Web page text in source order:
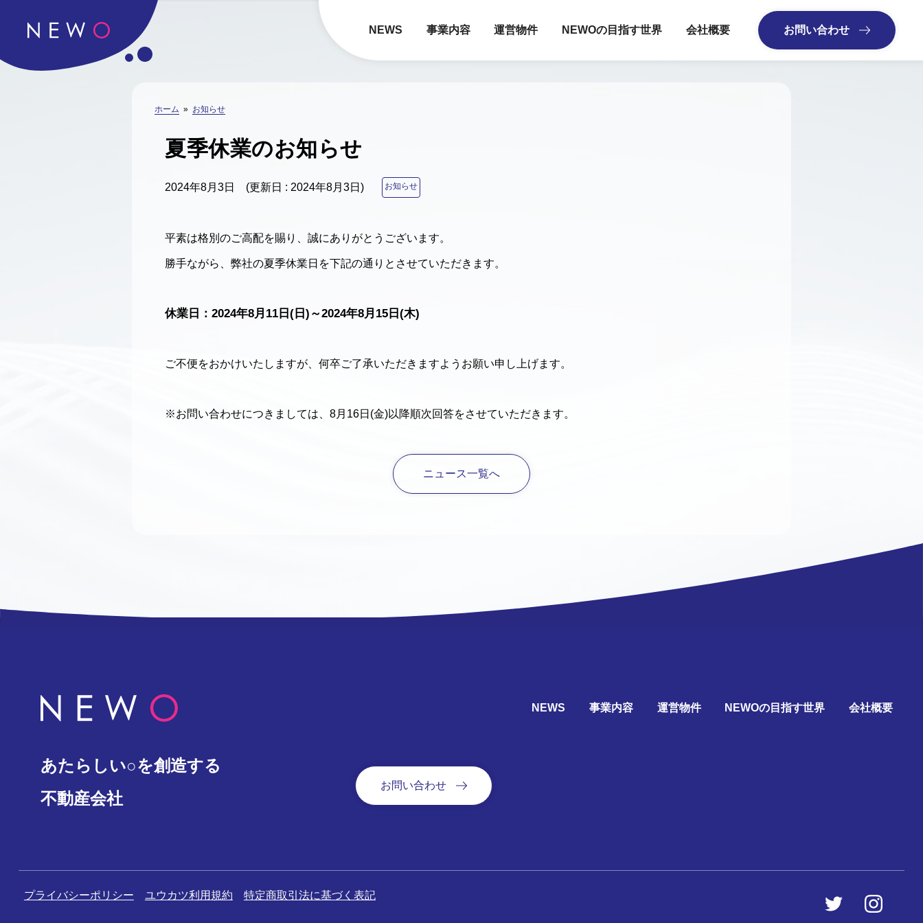
NEWS 事業内容 運営物件 NEWOの目指す世界 会社概要 お問い合わせ
ホーム » お知らせ
夏季休業のお知らせ
2024年8月3日 (更新日 : 2024年8月3日) お知らせ
平素は格別のご高配を賜り、誠にありがとうございます。
勝手ながら、弊社の夏季休業日を下記の通りとさせていただきます。
休業日：2024年8月11日(日)～2024年8月15日(木)
ご不便をおかけいたしますが、何卒ご了承いただきますようお願い申し上げます。
※お問い合わせにつきましては、8月16日(金)以降順次回答をさせていただきます。
ニュース一覧へ
あたらしい○を創造する
不動産会社
NEWS 事業内容 運営物件 NEWOの目指す世界 会社概要
お問い合わせ
プライバシーポリシー ユウカツ利用規約 特定商取引法に基づく表記